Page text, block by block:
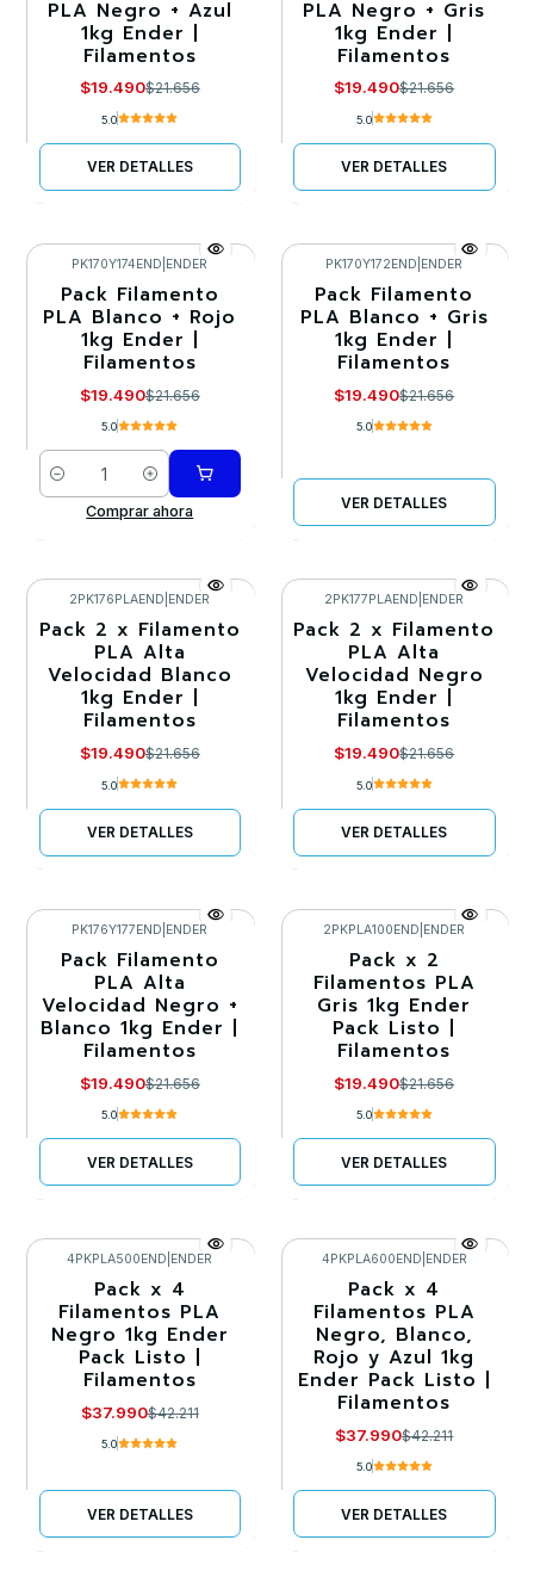
Llega el 30/08/2026
PLA Negro + Azul
1kg Ender |
Filamentos
$19.490$21.656
5.0
VER DETALLES
Agotado
PLA Negro + Gris
1kg Ender |
Filamentos
$19.490$21.656
5.0
VER DETALLES
-10%
PK170Y174END ENDER
Pack Filamento
PLA Blanco + Rojo
1kg Ender |
Filamentos
$19.490$21.656
5.0
Cantidad
Comprar ahora
-10%
Agotado
PK170Y172END ENDER
Pack Filamento
PLA Blanco + Gris
1kg Ender |
Filamentos
$19.490$21.656
5.0
VER DETALLES
-10%
Agotado
2PK176PLAEND ENDER
Pack 2 x Filamento
PLA Alta
Velocidad Blanco
1kg Ender |
Filamentos
$19.490$21.656
5.0
VER DETALLES
-10%
Agotado
2PK177PLAEND ENDER
Pack 2 x Filamento
PLA Alta
Velocidad Negro
1kg Ender |
Filamentos
$19.490$21.656
5.0
VER DETALLES
-10%
Agotado
PK176Y177END ENDER
Pack Filamento
PLA Alta
Velocidad Negro +
Blanco 1kg Ender |
Filamentos
$19.490$21.656
5.0
VER DETALLES
Agotado
2PKPLA100END ENDER
Pack x 2
Filamentos PLA
Gris 1kg Ender
Pack Listo |
Filamentos
$19.490$21.656
5.0
VER DETALLES
Llega el 30/08/2026
4PKPLA500END ENDER
Pack x 4
Filamentos PLA
Negro 1kg Ender
Pack Listo |
Filamentos
$37.990$42.211
5.0
VER DETALLES
Agotado
4PKPLA600END ENDER
Pack x 4
Filamentos PLA
Negro, Blanco,
Rojo y Azul 1kg
Ender Pack Listo |
Filamentos
$37.990$42.211
5.0
VER DETALLES